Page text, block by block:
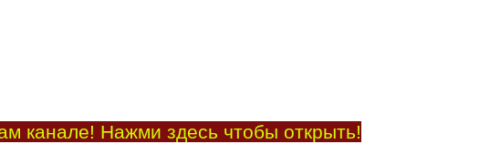
канале! Нажми здесь чтобы открыть!